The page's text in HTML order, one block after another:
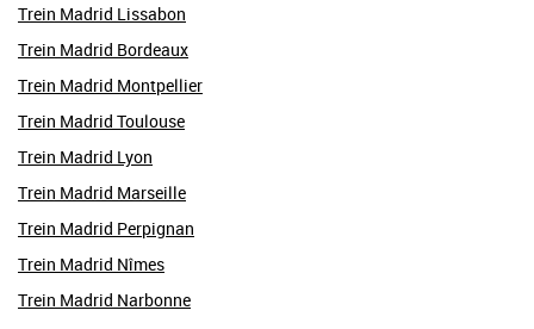
Trein Madrid Lissabon
Trein Madrid Bordeaux
Trein Madrid Montpellier
Trein Madrid Toulouse
Trein Madrid Lyon
Trein Madrid Marseille
Trein Madrid Perpignan
Trein Madrid Nîmes
Trein Madrid Narbonne